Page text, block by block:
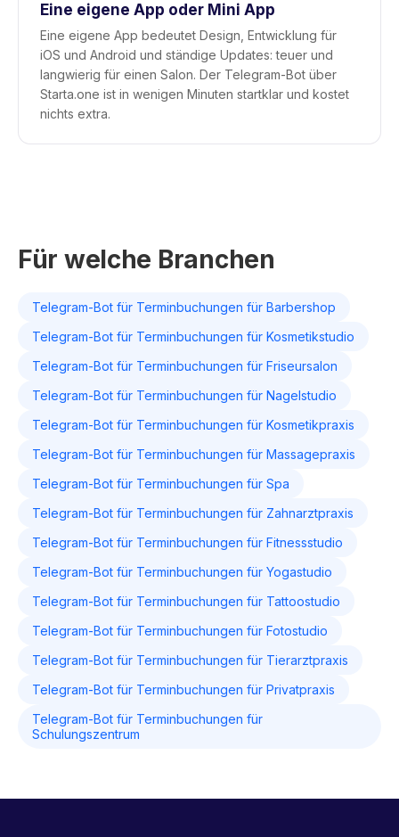
Eine eigene App oder Mini App
Eine eigene App bedeutet Design, Entwicklung für
iOS und Android und ständige Updates: teuer und
langwierig für einen Salon. Der Telegram-Bot über
Starta.one ist in wenigen Minuten startklar und kostet
nichts extra.
Für welche Branchen
Telegram-Bot für Terminbuchungen für Barbershop
Telegram-Bot für Terminbuchungen für Kosmetikstudio
Telegram-Bot für Terminbuchungen für Friseursalon
Telegram-Bot für Terminbuchungen für Nagelstudio
Telegram-Bot für Terminbuchungen für Kosmetikpraxis
Telegram-Bot für Terminbuchungen für Massagepraxis
Telegram-Bot für Terminbuchungen für Spa
Telegram-Bot für Terminbuchungen für Zahnarztpraxis
Telegram-Bot für Terminbuchungen für Fitnessstudio
Telegram-Bot für Terminbuchungen für Yogastudio
Telegram-Bot für Terminbuchungen für Tattoostudio
Telegram-Bot für Terminbuchungen für Fotostudio
Telegram-Bot für Terminbuchungen für Tierarztpraxis
Telegram-Bot für Terminbuchungen für Privatpraxis
Telegram-Bot für Terminbuchungen für
Schulungszentrum